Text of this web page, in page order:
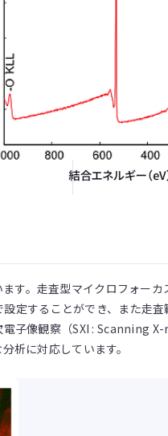
す。走査型マイクロフォー
することができ、また走査
子像観察（SXI : Scanning
析に対応しています。